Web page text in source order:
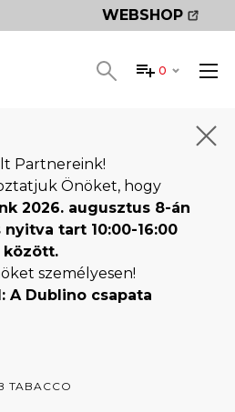
WEBSHOP
0
Partnereink!
Önöket, hogy
2026. augusztus 8-án
tart 10:00-16:00
között.
személyesen!
A Dublino csapata
TABACCO